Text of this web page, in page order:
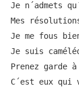
Je n´admets
Mes
Je me fous
Je suis
Prenez garde
C´est eux qui